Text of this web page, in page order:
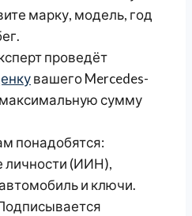
марку, модель, год
проведёт
вашего Mercedes-
максимальную сумму
понадобятся:
личности (ИИН),
и ключи.